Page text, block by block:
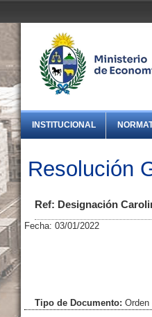
INSTITUCIONAL
Resolución
Ref: Designación
Fecha: 03/01/2022
Tipo de Documento: Orden